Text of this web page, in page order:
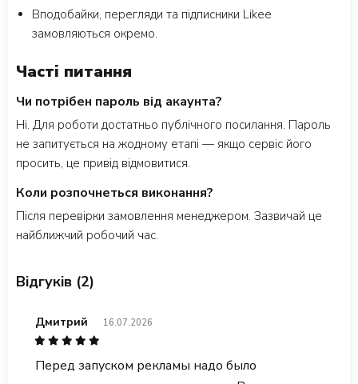
Вподобайки, перегляди та підписники Likee
замовляються окремо.
Часті питання
Чи потрібен пароль від акаунта?
Ні. Для роботи достатньо публічного посилання. Пароль
не запитується на жодному етапі — якщо сервіс його
просить, це привід відмовитися.
Коли розпочнеться виконання?
Після перевірки замовлення менеджером. Зазвичай це
найближчий робочий час.
Відгуків (2)
Дмитрий 16.07.2026
Перед запуском рекламы надо было